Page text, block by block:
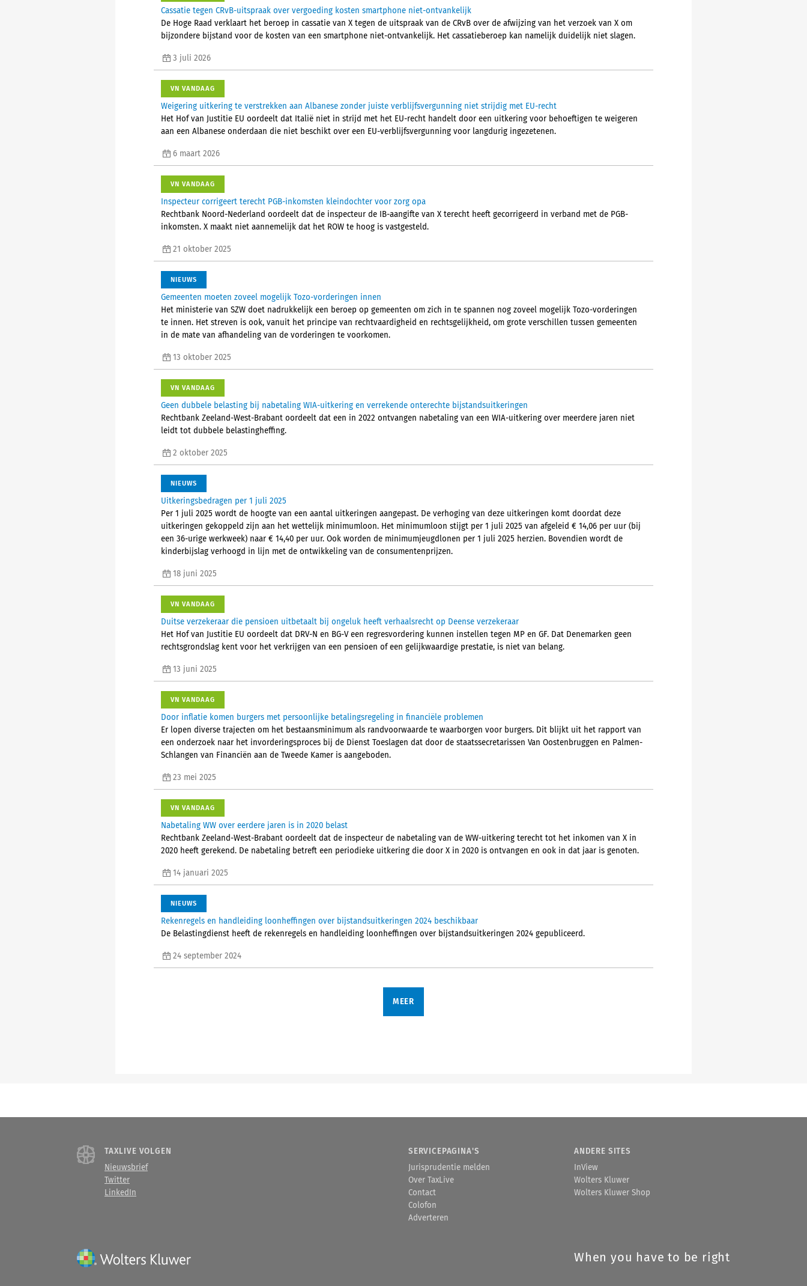
Cassatie tegen CRvB-uitspraak over vergoeding kosten smartphone niet-ontvankelijk
De Hoge Raad verklaart het beroep in cassatie van X tegen de uitspraak van de CRvB over de afwijzing van het verzoek van X om
bijzondere bijstand voor de kosten van een smartphone niet-ontvankelijk. Het cassatieberoep kan namelijk duidelijk niet slagen.
3 juli 2026
VN VANDAAG
Weigering uitkering te verstrekken aan Albanese zonder juiste verblijfsvergunning niet strijdig met EU-recht
Het Hof van Justitie EU oordeelt dat Italië niet in strijd met het EU-recht handelt door een uitkering voor behoeftigen te weigeren
aan een Albanese onderdaan die niet beschikt over een EU-verblijfsvergunning voor langdurig ingezetenen.
6 maart 2026
VN VANDAAG
Inspecteur corrigeert terecht PGB-inkomsten kleindochter voor zorg opa
Rechtbank Noord-Nederland oordeelt dat de inspecteur de IB-aangifte van X terecht heeft gecorrigeerd in verband met de PGB-
inkomsten. X maakt niet aannemelijk dat het ROW te hoog is vastgesteld.
21 oktober 2025
NIEUWS
Gemeenten moeten zoveel mogelijk Tozo-vorderingen innen
Het ministerie van SZW doet nadrukkelijk een beroep op gemeenten om zich in te spannen nog zoveel mogelijk Tozo-vorderingen
te innen. Het streven is ook, vanuit het principe van rechtvaardigheid en rechtsgelijkheid, om grote verschillen tussen gemeenten
in de mate van afhandeling van de vorderingen te voorkomen.
13 oktober 2025
VN VANDAAG
Geen dubbele belasting bij nabetaling WIA-uitkering en verrekende onterechte bijstandsuitkeringen
Rechtbank Zeeland-West-Brabant oordeelt dat een in 2022 ontvangen nabetaling van een WIA-uitkering over meerdere jaren niet
leidt tot dubbele belastingheffing.
2 oktober 2025
NIEUWS
Uitkeringsbedragen per 1 juli 2025
Per 1 juli 2025 wordt de hoogte van een aantal uitkeringen aangepast. De verhoging van deze uitkeringen komt doordat deze
uitkeringen gekoppeld zijn aan het wettelijk minimumloon. Het minimumloon stijgt per 1 juli 2025 van afgeleid € 14,06 per uur (bij
een 36-urige werkweek) naar € 14,40 per uur. Ook worden de minimumjeugdlonen per 1 juli 2025 herzien. Bovendien wordt de
kinderbijslag verhoogd in lijn met de ontwikkeling van de consumentenprijzen.
18 juni 2025
VN VANDAAG
Duitse verzekeraar die pensioen uitbetaalt bij ongeluk heeft verhaalsrecht op Deense verzekeraar
Het Hof van Justitie EU oordeelt dat DRV-N en BG-V een regresvordering kunnen instellen tegen MP en GF. Dat Denemarken geen
rechtsgrondslag kent voor het verkrijgen van een pensioen of een gelijkwaardige prestatie, is niet van belang.
13 juni 2025
VN VANDAAG
Door inflatie komen burgers met persoonlijke betalingsregeling in financiële problemen
Er lopen diverse trajecten om het bestaansminimum als randvoorwaarde te waarborgen voor burgers. Dit blijkt uit het rapport van
een onderzoek naar het invorderingsproces bij de Dienst Toeslagen dat door de staatssecretarissen Van Oostenbruggen en Palmen-
Schlangen van Financiën aan de Tweede Kamer is aangeboden.
23 mei 2025
VN VANDAAG
Nabetaling WW over eerdere jaren is in 2020 belast
Rechtbank Zeeland-West-Brabant oordeelt dat de inspecteur de nabetaling van de WW-uitkering terecht tot het inkomen van X in
2020 heeft gerekend. De nabetaling betreft een periodieke uitkering die door X in 2020 is ontvangen en ook in dat jaar is genoten.
14 januari 2025
NIEUWS
Rekenregels en handleiding loonheffingen over bijstandsuitkeringen 2024 beschikbaar
De Belastingdienst heeft de rekenregels en handleiding loonheffingen over bijstandsuitkeringen 2024 gepubliceerd.
24 september 2024
MEER
TAXLIVE VOLGEN
Nieuwsbrief
Twitter
LinkedIn
SERVICEPAGINA'S
Jurisprudentie melden
Over TaxLive
Contact
Colofon
Adverteren
ANDERE SITES
InView
Wolters Kluwer
Wolters Kluwer Shop
When you have to be right